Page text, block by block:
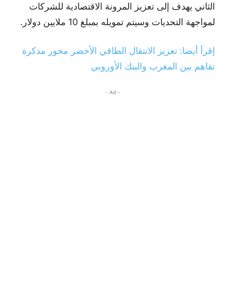
الثاني يهدف إلى تعزيز المرونة الاقتصادية للشركات
لمواجهة التحديات وسيتم تمويله بمبلغ 10 ملايين دولار.
إقرأ أيضا: تعزيز الانتقال الطاقي الأخضر محور مذكرة
تفاهم بين المغرب والبنك الأوروبي
- Ad -